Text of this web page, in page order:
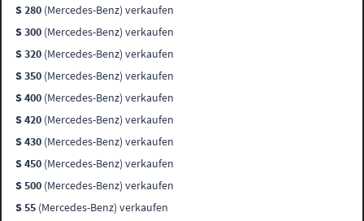
S 280 (Mercedes-Benz) verkaufen
S 300 (Mercedes-Benz) verkaufen
S 320 (Mercedes-Benz) verkaufen
S 350 (Mercedes-Benz) verkaufen
S 400 (Mercedes-Benz) verkaufen
S 420 (Mercedes-Benz) verkaufen
S 430 (Mercedes-Benz) verkaufen
S 450 (Mercedes-Benz) verkaufen
S 500 (Mercedes-Benz) verkaufen
S 55 (Mercedes-Benz) verkaufen